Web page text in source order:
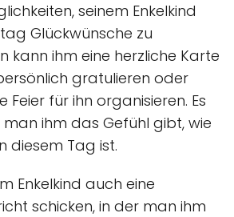
seinem Enkelkind
Glückwünsche zu
kann ihm eine herzliche Karte
gratulieren oder
Feier für ihn organisieren. Es
ihm das Gefühl gibt, wie
diesem Tag ist.
Enkelkind auch eine
schicken, in der man ihm